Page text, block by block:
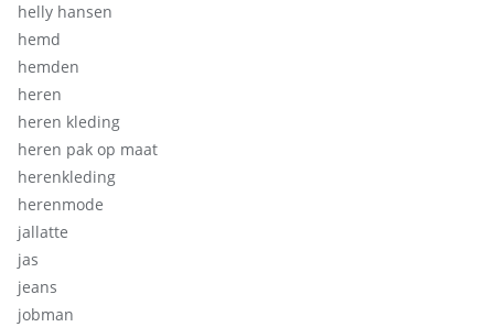
helly hansen
hemd
hemden
heren
heren kleding
heren pak op maat
herenkleding
herenmode
jallatte
jas
jeans
jobman